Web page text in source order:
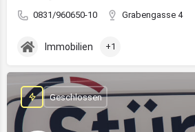
0831/960650-10 Grabengasse 4
Immobilien +1
Geschlossen